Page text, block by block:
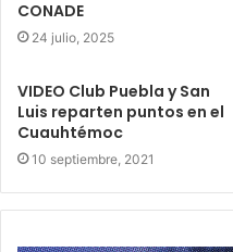
CONADE
24 julio, 2025
VIDEO Club Puebla y San
Luis reparten puntos en el
Cuauhtémoc
10 septiembre, 2021